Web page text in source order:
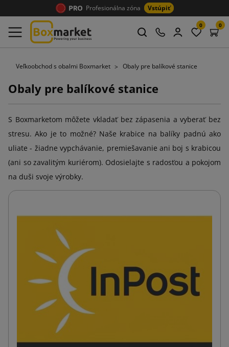
Profesionálna zóna Vstúpiť
0 0
Veľkoobchod s obalmi Boxmarket Obaly pre balíkové stanice
Obaly pre balíkové stanice
S Boxmarketom môžete vkladať bez zápasenia a vyberať bez
stresu. Ako je to možné? Naše krabice na balíky padnú ako
uliate - žiadne vypchávanie, premiešavanie ani boj s krabicou
(ani so zavalitým kuriérom). Odosielajte s radosťou a pokojom
na duši svoje výrobky.